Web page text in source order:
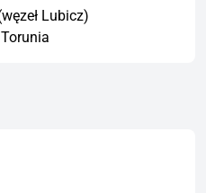
Lubicz)